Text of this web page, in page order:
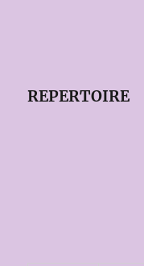
REPERTOIRE